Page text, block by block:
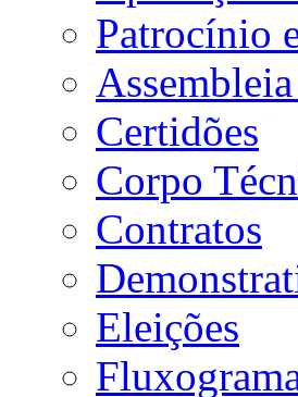
Patrocínio
Certidões
Corpo
Contratos
Eleições